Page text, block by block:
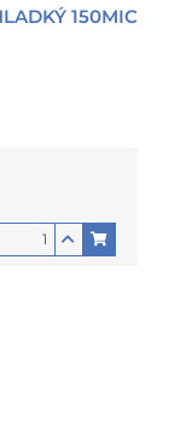
150MIC